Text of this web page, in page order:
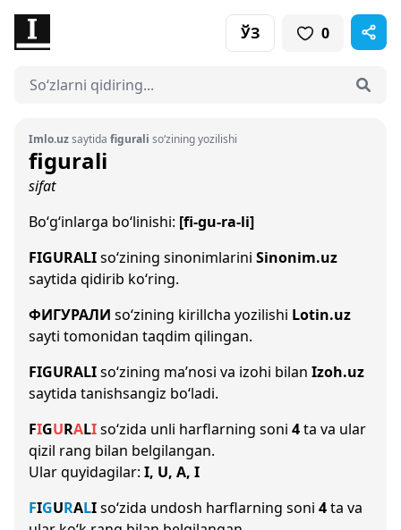
ЎЗ 0
Imlo.uzsaytida figurali so‘zining yozilishi
figurali
sifat
Bo‘g‘inlarga bo‘linishi: [fi-gu-ra-li]
FIGURALIso‘zining sinonimlarini Sinonim.uz
saytida qidirib ko‘ring.
ФИГУРАЛИ so‘zining kirillcha yozilishi Lotin.uz
sayti tomonidan taqdim qilingan.
FIGURALIso‘zining ma’nosi va izohi bilan Izoh.uz
saytida tanishsangiz bo‘ladi.
FIGURALIso‘zida unli harflarning soni 4ta va ular
qizil rang bilan belgilangan.
Ular quyidagilar: I, U, A, I
FIGURALIso‘zida undosh harflarning soni 4ta va